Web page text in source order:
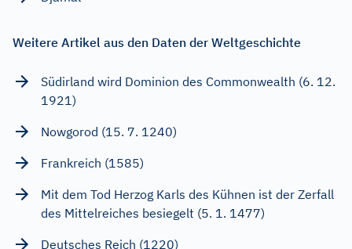
Weitere Artikel aus den Daten der Weltgeschichte
Südirland wird Dominion des Commonwealth (6. 12.
1921)
Nowgorod (15. 7. 1240)
Frankreich (1585)
Mit dem Tod Herzog Karls des Kühnen ist der Zerfall
des Mittelreiches besiegelt (5. 1. 1477)
Deutsches Reich (1220)